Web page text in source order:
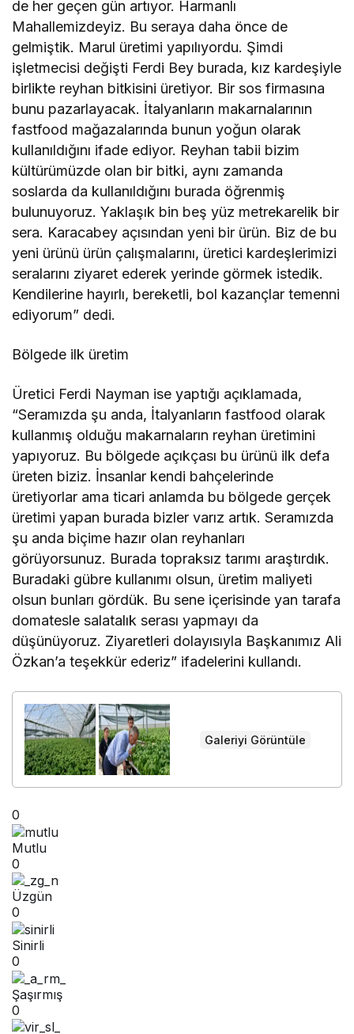
de her geçen gün artıyor. Harmanlı
Mahallemizdeyiz. Bu seraya daha önce de
gelmiştik. Marul üretimi yapılıyordu. Şimdi
işletmecisi değişti Ferdi Bey burada, kız kardeşiyle
birlikte reyhan bitkisini üretiyor. Bir sos firmasına
bunu pazarlayacak. İtalyanların makarnalarının
fastfood mağazalarında bunun yoğun olarak
kullanıldığını ifade ediyor. Reyhan tabii bizim
kültürümüzde olan bir bitki, aynı zamanda
soslarda da kullanıldığını burada öğrenmiş
bulunuyoruz. Yaklaşık bin beş yüz metrekarelik bir
sera. Karacabey açısından yeni bir ürün. Biz de bu
yeni ürünü ürün çalışmalarını, üretici kardeşlerimizi
seralarını ziyaret ederek yerinde görmek istedik.
Kendilerine hayırlı, bereketli, bol kazançlar temenni
ediyorum” dedi.
Bölgede ilk üretim
Üretici Ferdi Nayman ise yaptığı açıklamada,
“Seramızda şu anda, İtalyanların fastfood olarak
kullanmış olduğu makarnaların reyhan üretimini
yapıyoruz. Bu bölgede açıkçası bu ürünü ilk defa
üreten biziz. İnsanlar kendi bahçelerinde
üretiyorlar ama ticari anlamda bu bölgede gerçek
üretimi yapan burada bizler varız artık. Seramızda
şu anda biçime hazır olan reyhanları
görüyorsunuz. Burada topraksız tarımı araştırdık.
Buradaki gübre kullanımı olsun, üretim maliyeti
olsun bunları gördük. Bu sene içerisinde yan tarafa
domatesle salatalık serası yapmayı da
düşünüyoruz. Ziyaretleri dolayısıyla Başkanımız Ali
Özkan’a teşekkür ederiz” ifadelerini kullandı.
Galeriyi Görüntüle
0
Mutlu
0
Üzgün
0
Sinirli
0
Şaşırmış
0